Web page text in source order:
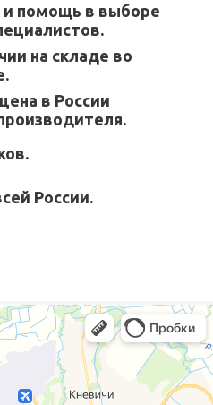
и помощь в выборе
на складе во
в России
России.